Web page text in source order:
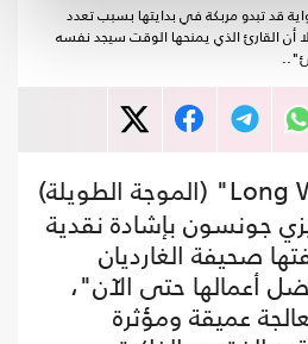
قد تبدو مربكة في بدايتها بسبب تعدد
أن القارئ الذي يمنحها الوقت سيجد نفسه
"Long Wave" (الموجة الطويلة)
ديزي جونسون بإشادة نقدية
صحيفة الغارديان
أعمالها حتى الآن"،
عميقة ومؤثرة